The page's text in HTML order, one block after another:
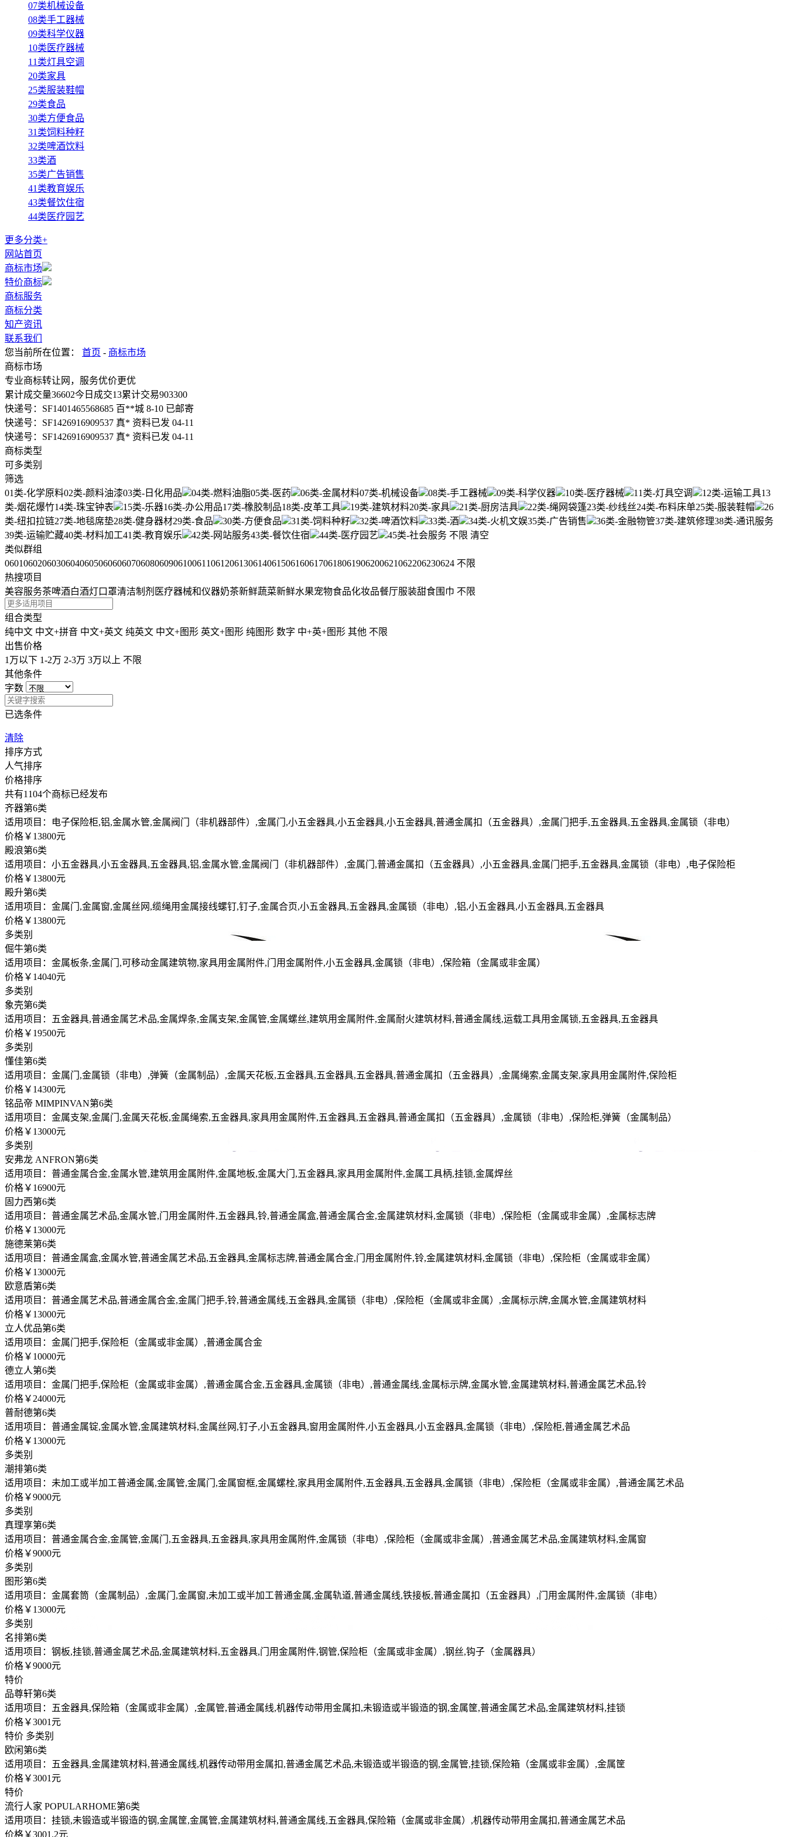
07类机械设备
08类手工器械
09类科学仪器
10类医疗器械
11类灯具空调
20类家具
25类服装鞋帽
29类食品
30类方便食品
31类饲料种籽
32类啤酒饮料
33类酒
35类广告销售
41类教育娱乐
43类餐饮住宿
44类医疗园艺
更多分类+
网站首页
商标市场
特价商标
商标服务
商标分类
知产资讯
联系我们
您当前所在位置： 首页 - 商标市场
商标市场
专业商标转让网，服务优价更优
累计成交量36602今日成交13累计交易903300
快递号： SF1401465568685 百**城 8-10 已邮寄
快递号： SF1426916909537 真* 资料已发 04-11
快递号： SF1426916909537 真* 资料已发 04-11
商标类型
可多类别
筛选
01类-化学原料02类-颜料油漆03类-日化用品 04类-燃料油脂05类-医药 06类-金属材料07类-机械设备 08类-手工器械 09类-科学仪器 10类-医疗器械 11类-灯具空调 12类-运输工具13
类-烟花爆竹14类-珠宝钟表 15类-乐器16类-办公用品17类-橡胶制品18类-皮革工具 19类-建筑材料20类-家具 21类-厨房洁具 22类-绳网袋篷23类-纱线丝24类-布料床单25类-服装鞋帽
26
类-纽扣拉链27类-地毯席垫28类-健身器材29类-食品 30类-方便食品 31类-饲料种籽 32类-啤酒饮料 33类-酒 34类-火机文娱35类-广告销售 36类-金融物管37类-建筑修理38类-通讯服务
39类-运输贮藏40类-材料加工41类-教育娱乐 42类-网站服务43类-餐饮住宿 44类-医疗园艺 45类-社会服务 不限 清空
类似群组
060106020603060406050606060706080609061006110612061306140615061606170618061906200621062206230624 不限
热搜项目
美容服务茶啤酒白酒灯口罩清洁制剂 医疗器械和仪器奶茶新鲜蔬菜新鲜水果宠物食品化妆品餐厅服装甜食围巾 不限
组合类型
纯中文 中文+拼音 中文+英文 纯英文 中文+图形 英文+图形 纯图形 数字 中+英+图形 其他 不限
出售价格
1万以下 1-2万 2-3万 3万以上 不限
其他条件
字数
已选条件
清除
排序方式
人气排序
价格排序
共有1104个商标已经发布
齐器第6类
适用项目：电子保险柜,铝,金属水管,金属阀门（非机器部件）,金属门,小五金器具,小五金器具,小五金器具,普通金属扣（五金器具）,金属门把手,五金器具,五金器具,金属锁（非电）
价格￥13800元
殿浪第6类
适用项目：小五金器具,小五金器具,五金器具,铝,金属水管,金属阀门（非机器部件）,金属门,普通金属扣（五金器具）,小五金器具,金属门把手,五金器具,金属锁（非电）,电子保险柜
价格￥13800元
殿升第6类
适用项目：金属门,金属窗,金属丝网,缆绳用金属接线螺钉,钉子,金属合页,小五金器具,五金器具,金属锁（非电）,铝,小五金器具,小五金器具,五金器具
价格￥13800元
多类别
倔牛第6类
适用项目：金属板条,金属门,可移动金属建筑物,家具用金属附件,门用金属附件,小五金器具,金属锁（非电）,保险箱（金属或非金属）
价格￥14040元
多类别
象壳第6类
适用项目：五金器具,普通金属艺术品,金属焊条,金属支架,金属管,金属螺丝,建筑用金属附件,金属耐火建筑材料,普通金属线,运载工具用金属锁,五金器具,五金器具
价格￥19500元
多类别
懂佳第6类
适用项目：金属门,金属锁（非电）,弹簧（金属制品）,金属天花板,五金器具,五金器具,五金器具,普通金属扣（五金器具）,金属绳索,金属支架,家具用金属附件,保险柜
价格￥14300元
铭品帝 MIMPINVAN第6类
适用项目：金属支架,金属门,金属天花板,金属绳索,五金器具,家具用金属附件,五金器具,五金器具,普通金属扣（五金器具）,金属锁（非电）,保险柜,弹簧（金属制品）
价格￥13000元
多类别
安弗龙 ANFRON第6类
适用项目：普通金属合金,金属水管,建筑用金属附件,金属地板,金属大门,五金器具,家具用金属附件,金属工具柄,挂锁,金属焊丝
价格￥16900元
固力西第6类
适用项目：普通金属艺术品,金属水管,门用金属附件,五金器具,铃,普通金属盒,普通金属合金,金属建筑材料,金属锁（非电）,保险柜（金属或非金属）,金属标志牌
价格￥13000元
施德莱第6类
适用项目：普通金属盒,金属水管,普通金属艺术品,五金器具,金属标志牌,普通金属合金,门用金属附件,铃,金属建筑材料,金属锁（非电）,保险柜（金属或非金属）
价格￥13000元
欧意盾第6类
适用项目：普通金属艺术品,普通金属合金,金属门把手,铃,普通金属线,五金器具,金属锁（非电）,保险柜（金属或非金属）,金属标示牌,金属水管,金属建筑材料
价格￥13000元
立人优品第6类
适用项目：金属门把手,保险柜（金属或非金属）,普通金属合金
价格￥10000元
德立人第6类
适用项目：金属门把手,保险柜（金属或非金属）,普通金属合金,五金器具,金属锁（非电）,普通金属线,金属标示牌,金属水管,金属建筑材料,普通金属艺术品,铃
价格￥24000元
普耐德第6类
适用项目：普通金属锭,金属水管,金属建筑材料,金属丝网,钉子,小五金器具,窗用金属附件,小五金器具,小五金器具,金属锁（非电）,保险柜,普通金属艺术品
价格￥13000元
多类别
潮排第6类
适用项目：未加工或半加工普通金属,金属管,金属门,金属窗框,金属螺栓,家具用金属附件,五金器具,五金器具,金属锁（非电）,保险柜（金属或非金属）,普通金属艺术品
价格￥9000元
多类别
真理享第6类
适用项目：普通金属合金,金属管,金属门,五金器具,五金器具,家具用金属附件,金属锁（非电）,保险柜（金属或非金属）,普通金属艺术品,金属建筑材料,金属窗
价格￥9000元
多类别
图形第6类
适用项目：金属套筒（金属制品）,金属门,金属窗,未加工或半加工普通金属,金属轨道,普通金属线,铁接板,普通金属扣（五金器具）,门用金属附件,金属锁（非电）
价格￥13000元
多类别
名排第6类
适用项目：钢板,挂锁,普通金属艺术品,金属建筑材料,五金器具,门用金属附件,钢管,保险柜（金属或非金属）,钢丝,钩子（金属器具）
价格￥9000元
特价
品尊轩第6类
适用项目：五金器具,保险箱（金属或非金属）,金属管,普通金属线,机器传动带用金属扣,未锻造或半锻造的钢,金属筐,普通金属艺术品,金属建筑材料,挂锁
价格￥3001元
特价 多类别
欧闲 第6类
适用项目：五金器具,金属建筑材料,普通金属线,机器传动带用金属扣,普通金属艺术品,未锻造或半锻造的钢,金属管,挂锁,保险箱（金属或非金属）,金属筐
价格￥3001元
特价
流行人家 POPULARHOME第6类
适用项目：挂锁,未锻造或半锻造的钢,金属筐,金属管,金属建筑材料,普通金属线,五金器具,保险箱（金属或非金属）,机器传动带用金属扣,普通金属艺术品
价格￥3001.2元